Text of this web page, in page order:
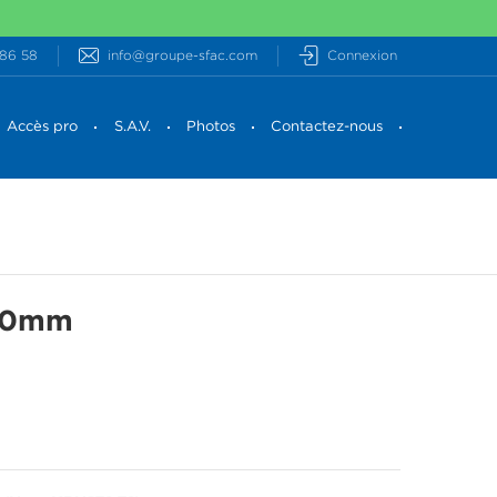
58 info@groupe-sfac.com Connexion
Accès pro S.A.V. Photos Contactez-nous